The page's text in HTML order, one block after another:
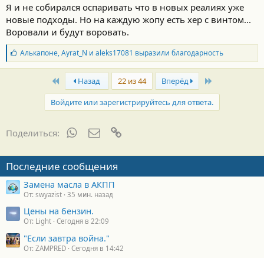
Я и не собирался оспаривать что в новых реалиях уже
новые подходы. Но на каждую жопу есть хер с винтом...
Воровали и будут воровать.
Б
л
а
о
т
и
:
Алькапоне,Ayrat_N и aleks17081 выразили благодарность
First Назад 22 из 44 Вперёд
Войдите или зарегистрируйтесь для ответа.
Поделиться: WhatsAppЭлектронная почта
Последние сообщения
Замена масла в АКПП
От: swyazist 35 мин. назад
Цены на бензин.
От: Light Сегодня в 22:09
"Если завтра война."
От: ZAMPRED Сегодня в 14:42